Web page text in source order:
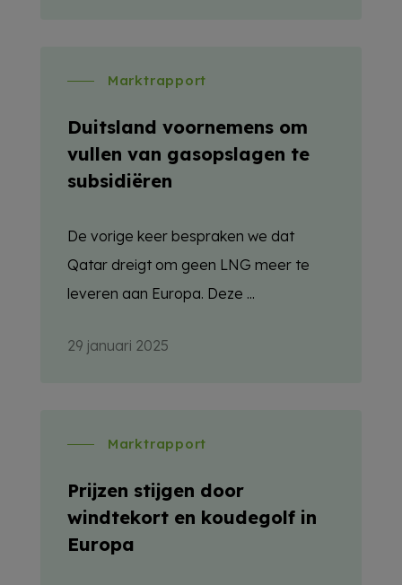
Marktrapport
Duitsland voornemens om
vullen van gasopslagen te
subsidiëren
De vorige keer bespraken we dat
Qatar dreigt om geen LNG meer te
leveren aan Europa. Deze ...
29 januari 2025
Marktrapport
Prijzen stijgen door
windtekort en koudegolf in
Europa